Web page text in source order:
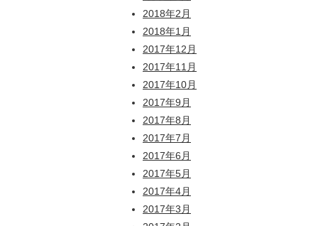
2018年2月
2018年1月
2017年12月
2017年11月
2017年10月
2017年9月
2017年8月
2017年7月
2017年6月
2017年5月
2017年4月
2017年3月